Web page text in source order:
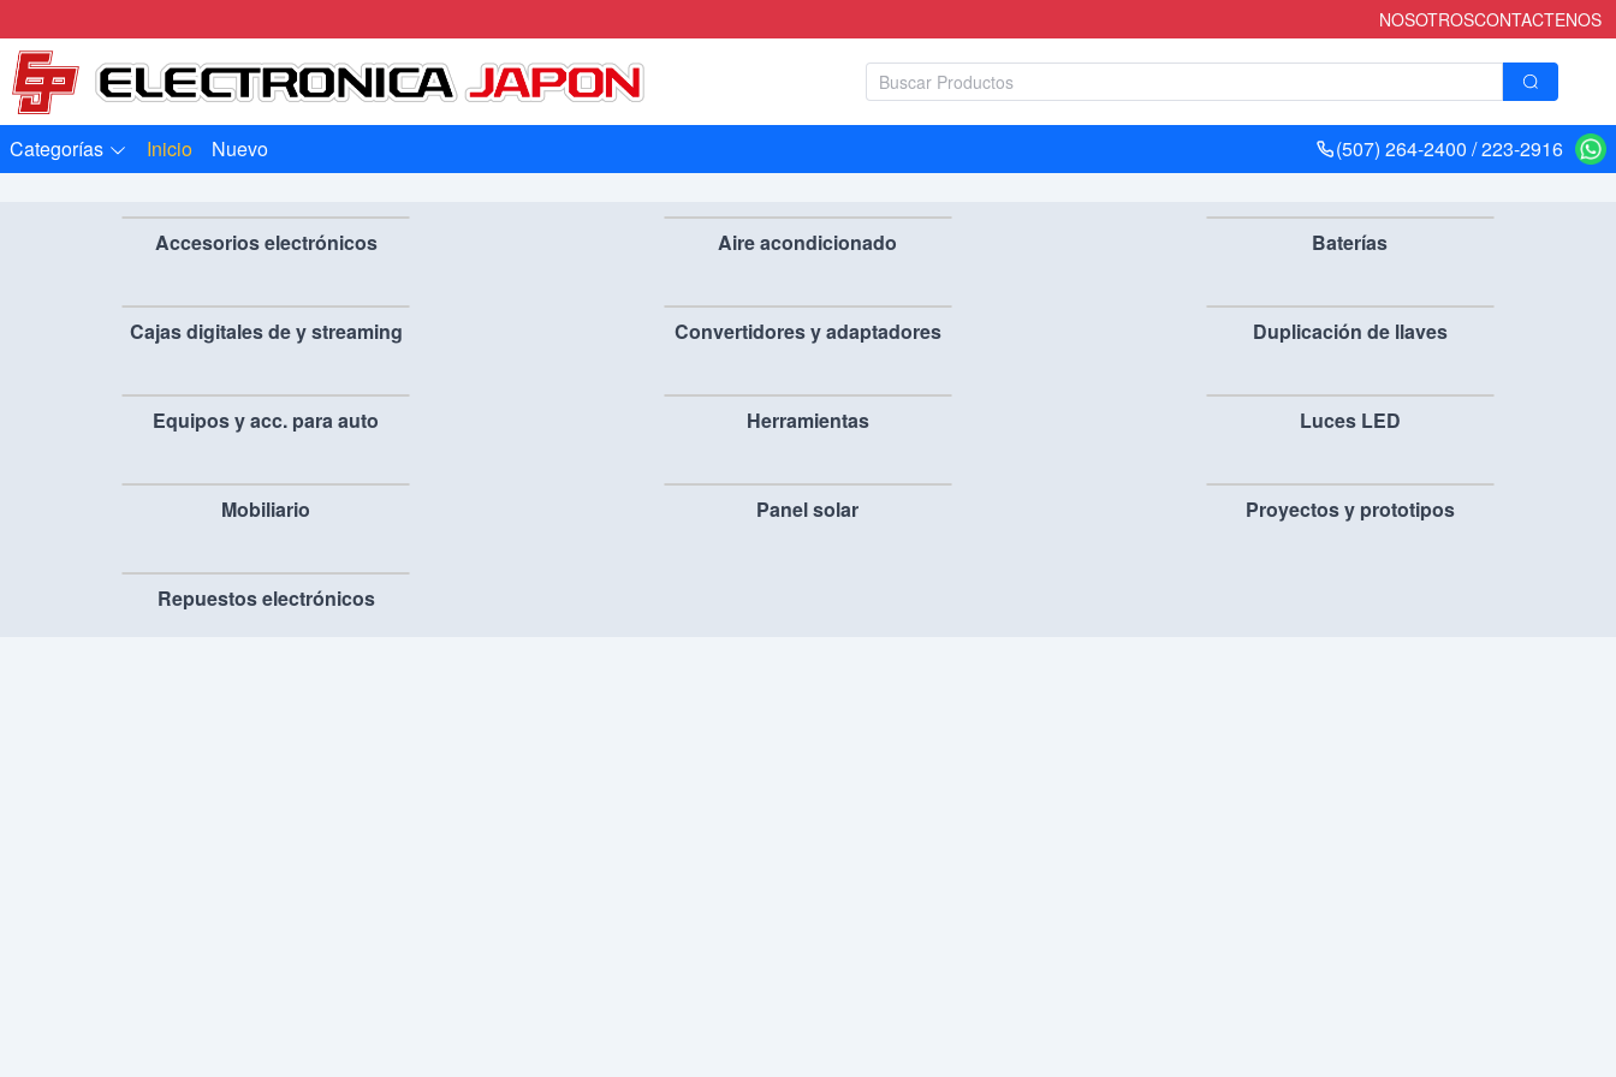
NOSOTROSCONTACTENOS
Categorías Inicio Nuevo (507) 264-2400 / 223-2916
Accesorios electrónicos Aire acondicionado Baterías
Cajas digitales de y streaming Convertidores y adaptadores Duplicación de llaves
Equipos y acc. para auto Herramientas Luces LED
Mobiliario Panel solar Proyectos y prototipos
Repuestos electrónicos